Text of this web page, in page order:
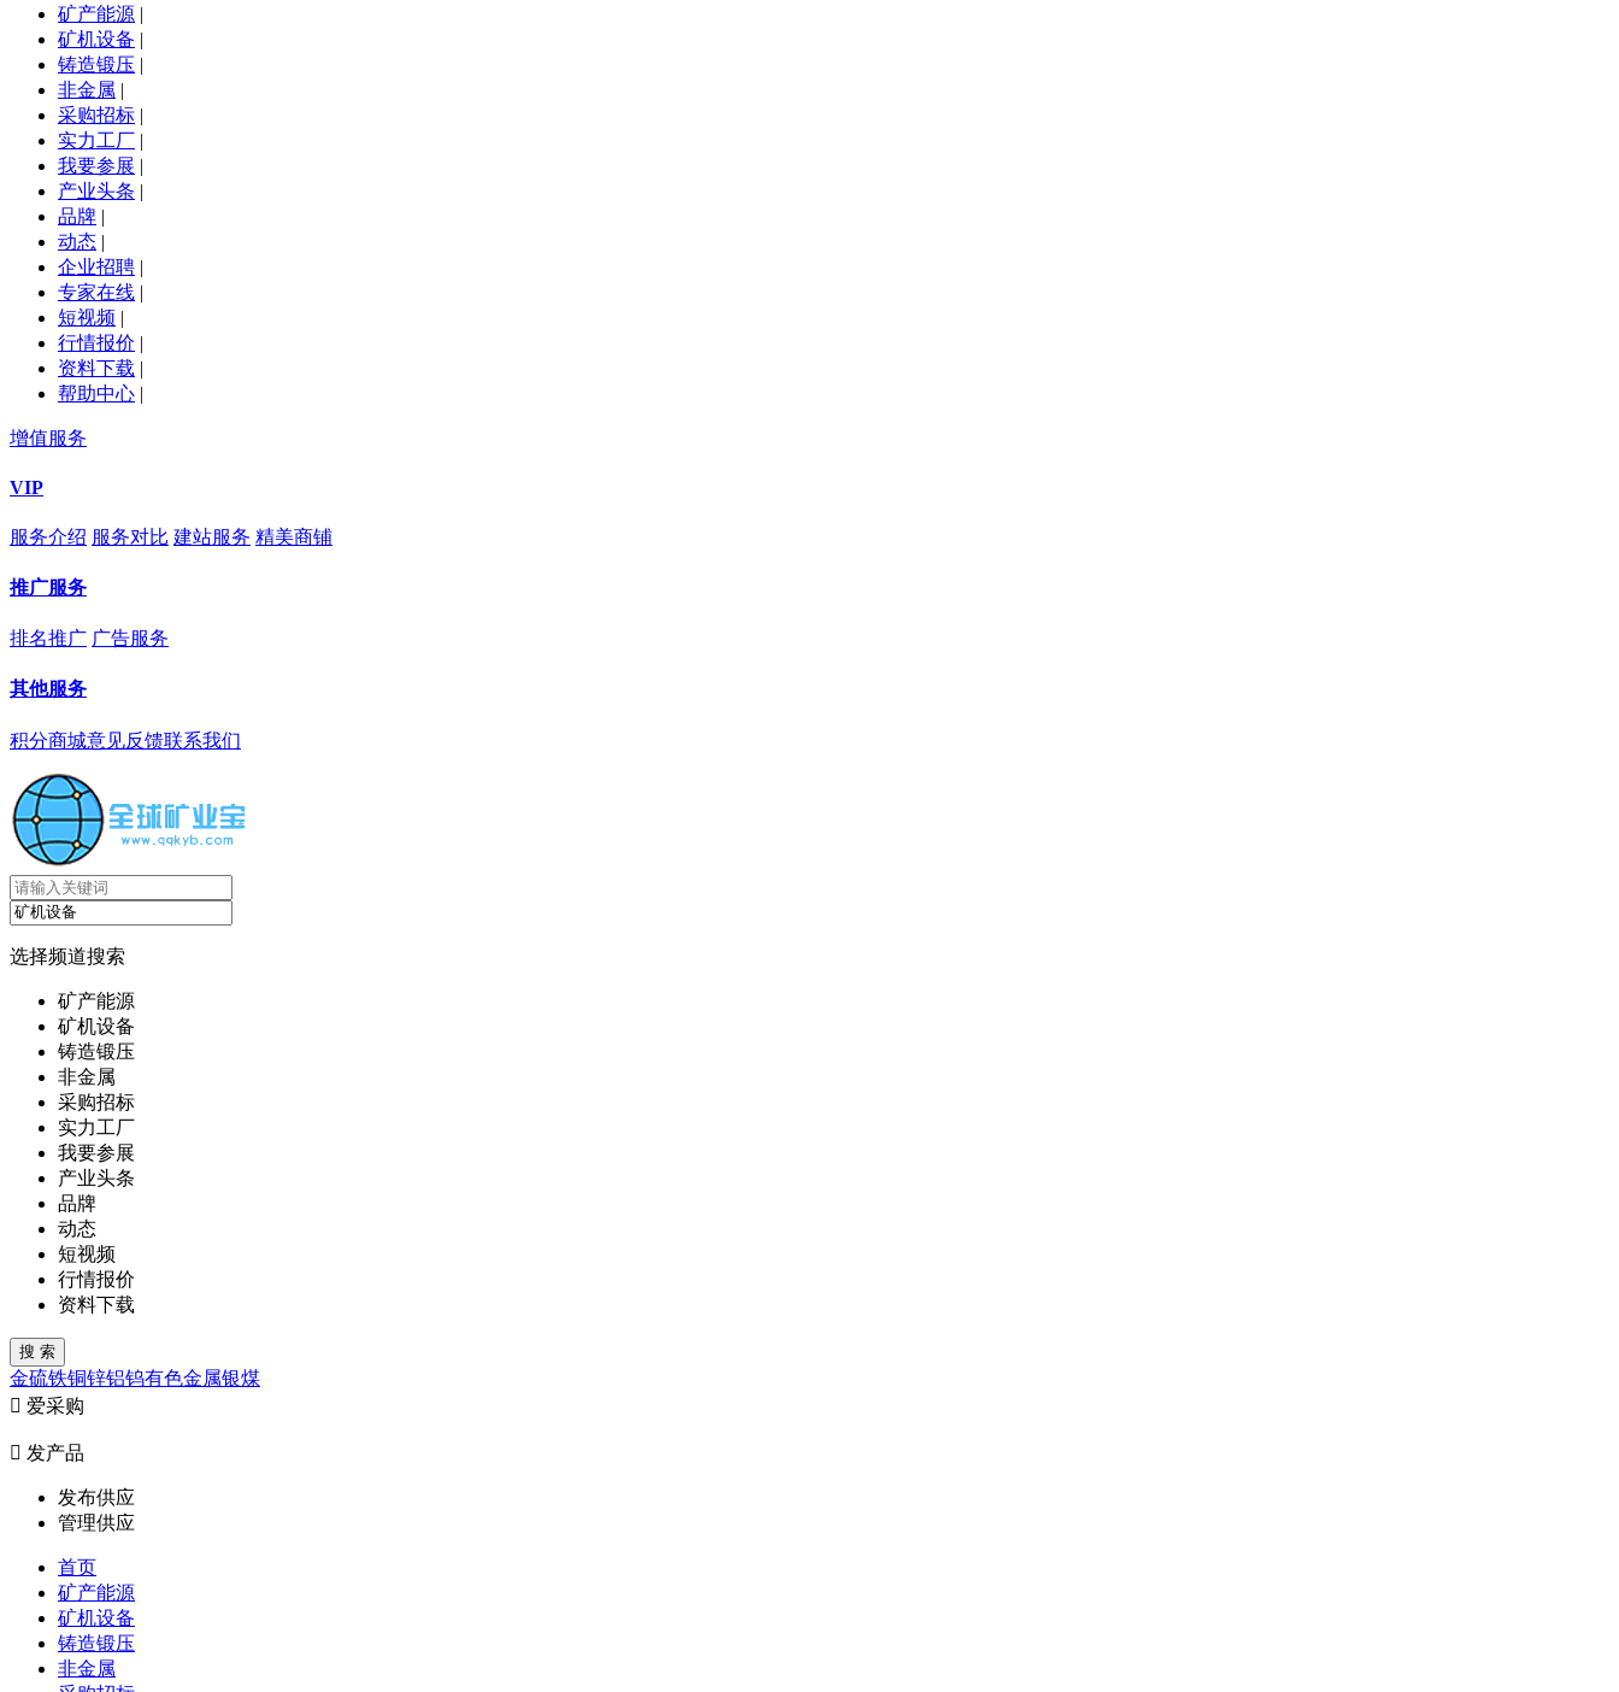
矿产能源 |
矿机设备 |
铸造锻压 |
非金属 |
采购招标 |
实力工厂 |
我要参展 |
产业头条 |
品牌 |
动态 |
企业招聘 |
专家在线 |
短视频 |
行情报价 |
资料下载 |
帮助中心 |
增值服务
VIP
服务介绍 服务对比 建站服务 精美商铺
推广服务
排名推广 广告服务
其他服务
积分商城意见反馈联系我们
选择频道搜索
矿产能源
矿机设备
铸造锻压
非金属
采购招标
实力工厂
我要参展
产业头条
品牌
动态
短视频
行情报价
资料下载
金硫铁铜锌铝钨有色金属银煤
 爱采购
 发产品
发布供应
管理供应
首页
矿产能源
矿机设备
铸造锻压
非金属